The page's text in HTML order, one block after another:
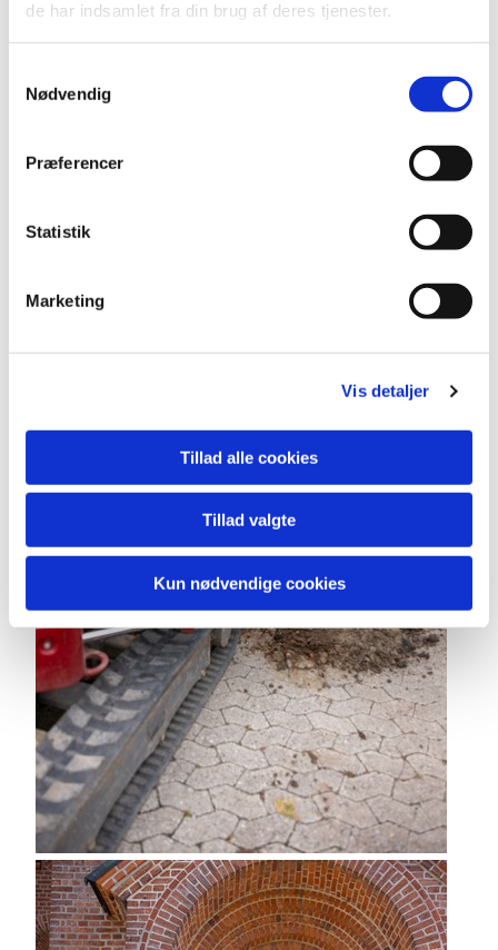
de har indsamlet fra din brug af deres tjenester.
Nødvendig
Præferencer
Statistik
Marketing
Vis detaljer
Tillad alle cookies
Tillad valgte
Kun nødvendige cookies